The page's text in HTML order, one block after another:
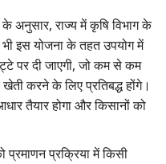
के अनुसार, राज्य में कृषि विभाग के
इस योजना के तहत उपयोग में
पर दी जाएगी, जो कम से कम
करने के लिए प्रतिबद्ध होंगे।
तैयार होगा और किसानों को
प्रमाणन प्रक्रिया में किसी